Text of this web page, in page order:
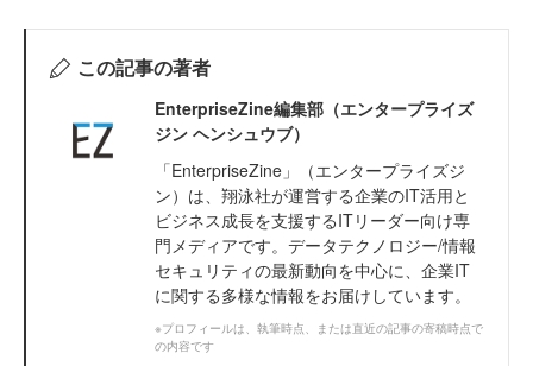
この記事の著者
EnterpriseZine編集部（エンタープライズ
ジン ヘンシュウブ）
「EnterpriseZine」（エンタープライズジ
ン）は、翔泳社が運営する企業のIT活用と
ビジネス成長を支援するITリーダー向け専
門メディアです。データテクノロジー/情報
セキュリティの最新動向を中心に、企業IT
に関する多様な情報をお届けしています。
※プロフィールは、執筆時点、または直近の記事の寄稿時点で
の内容です